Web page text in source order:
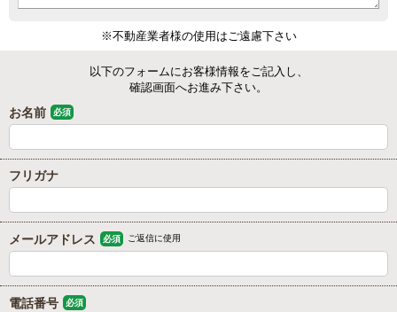
※不動産業者様の使用はご遠慮下さい
以下のフォームにお客様情報をご記入し、
確認画面へお進み下さい。
お名前 必須
フリガナ
メールアドレス 必須 ご返信に使用
電話番号 必須